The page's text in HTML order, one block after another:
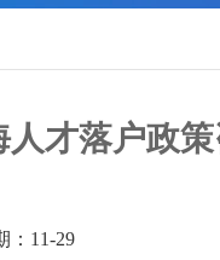
才落户政策
11-29